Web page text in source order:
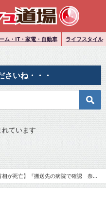
ム・IT・家電・自動車 ライフスタイル
さいね・・・
ています
相が死亡】『搬送先の病院で確認 奈良
心臓に」』についてTwitterの反応